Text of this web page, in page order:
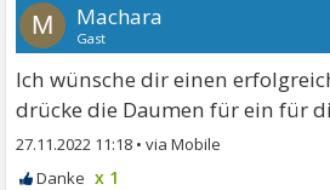
M Machara
Gast
Ich wünsche dir einen
drücke die Daumen für ein für
27.11.2022 11:18 •
x 1